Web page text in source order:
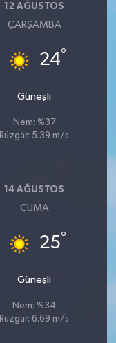
12 AĞUSTOS
ÇARŞAMBA
24°
Güneşli
Nem: %37
Rüzgar: 5.39 m/s
14 AĞUSTOS
CUMA
25°
Güneşli
Nem: %34
Rüzgar: 6.69 m/s